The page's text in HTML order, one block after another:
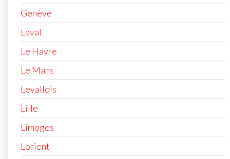
Genève
Laval
Le Havre
Le Mans
Levallois
Lille
Limoges
Lorient